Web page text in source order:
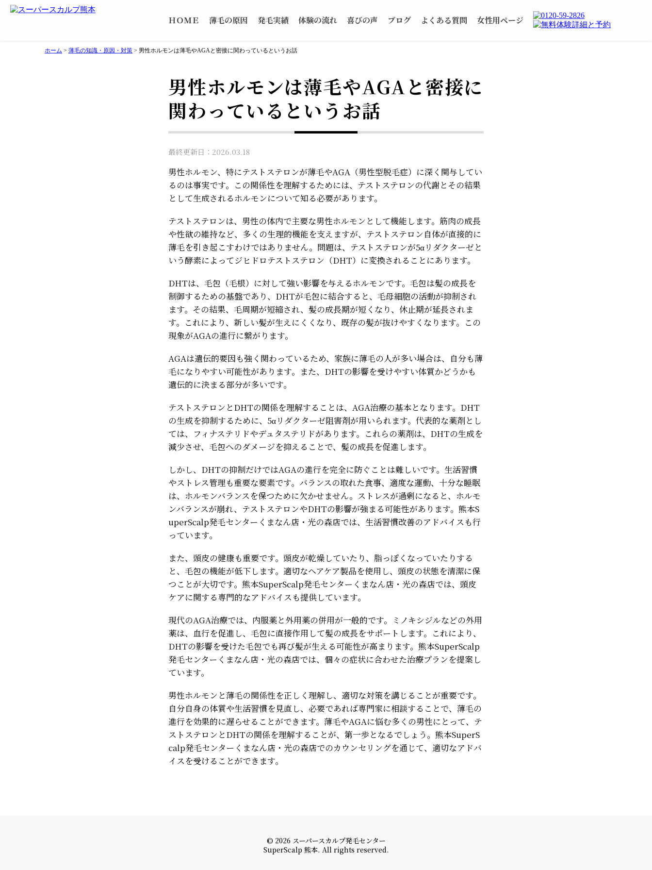
ＨＯＭＥ 薄毛の原因 発毛実績 体験の流れ 喜びの声 ブログ よくある質問 女性用ページ
ホーム > 薄毛の知識・原因・対策 > 男性ホルモンは薄毛やAGAと密接に関わっているというお話
男性ホルモンは薄毛やAGAと密接に
関わっているというお話
最終更新日：2026.03.18
男性ホルモン、特にテストステロンが薄毛やAGA（男性型脱毛症）に深く関与してい
るのは事実です。この関係性を理解するためには、テストステロンの代謝とその結果
として生成されるホルモンについて知る必要があります。
テストステロンは、男性の体内で主要な男性ホルモンとして機能します。筋肉の成長
や性欲の維持など、多くの生理的機能を支えますが、テストステロン自体が直接的に
薄毛を引き起こすわけではありません。問題は、テストステロンが5αリダクターゼと
いう酵素によってジヒドロテストステロン（DHT）に変換されることにあります。
DHTは、毛包（毛根）に対して強い影響を与えるホルモンです。毛包は髪の成長を
制御するための基盤であり、DHTが毛包に結合すると、毛母細胞の活動が抑制され
ます。その結果、毛周期が短縮され、髪の成長期が短くなり、休止期が延長されま
す。これにより、新しい髪が生えにくくなり、既存の髪が抜けやすくなります。この
現象がAGAの進行に繋がります。
AGAは遺伝的要因も強く関わっているため、家族に薄毛の人が多い場合は、自分も薄
毛になりやすい可能性があります。また、DHTの影響を受けやすい体質かどうかも
遺伝的に決まる部分が多いです。
テストステロンとDHTの関係を理解することは、AGA治療の基本となります。DHT
の生成を抑制するために、5αリダクターゼ阻害剤が用いられます。代表的な薬剤とし
ては、フィナステリドやデュタステリドがあります。これらの薬剤は、DHTの生成を
減少させ、毛包へのダメージを抑えることで、髪の成長を促進します。
しかし、DHTの抑制だけではAGAの進行を完全に防ぐことは難しいです。生活習慣
やストレス管理も重要な要素です。バランスの取れた食事、適度な運動、十分な睡眠
は、ホルモンバランスを保つために欠かせません。ストレスが過剰になると、ホルモ
ンバランスが崩れ、テストステロンやDHTの影響が強まる可能性があります。熊本S
uperScalp発毛センターくまなん店・光の森店では、生活習慣改善のアドバイスも行
っています。
また、頭皮の健康も重要です。頭皮が乾燥していたり、脂っぽくなっていたりする
と、毛包の機能が低下します。適切なヘアケア製品を使用し、頭皮の状態を清潔に保
つことが大切です。熊本SuperScalp発毛センターくまなん店・光の森店では、頭皮
ケアに関する専門的なアドバイスも提供しています。
現代のAGA治療では、内服薬と外用薬の併用が一般的です。ミノキシジルなどの外用
薬は、血行を促進し、毛包に直接作用して髪の成長をサポートします。これにより、
DHTの影響を受けた毛包でも再び髪が生える可能性が高まります。熊本SuperScalp
発毛センターくまなん店・光の森店では、個々の症状に合わせた治療プランを提案し
ています。
男性ホルモンと薄毛の関係性を正しく理解し、適切な対策を講じることが重要です。
自分自身の体質や生活習慣を見直し、必要であれば専門家に相談することで、薄毛の
進行を効果的に遅らせることができます。薄毛やAGAに悩む多くの男性にとって、テ
ストステロンとDHTの関係を理解することが、第一歩となるでしょう。熊本SuperS
calp発毛センターくまなん店・光の森店でのカウンセリングを通じて、適切なアドバ
イスを受けることができます。
© 2026 スーパースカルプ発毛センター
SuperScalp 熊本. All rights reserved.